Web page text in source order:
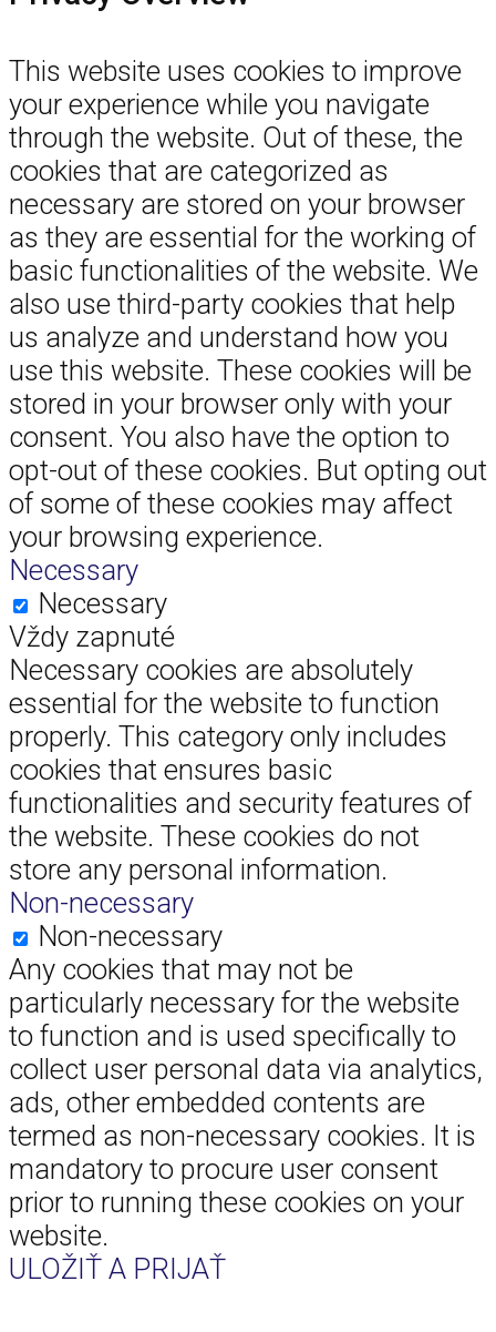
This website uses cookies to improve
your experience while you navigate
through the website. Out of these, the
cookies that are categorized as
necessary are stored on your browser
as they are essential for the working of
basic functionalities of the website. We
also use third-party cookies that help
us analyze and understand how you
use this website. These cookies will be
stored in your browser only with your
consent. You also have the option to
opt-out of these cookies. But opting out
of some of these cookies may affect
your browsing experience.
Necessary
Necessary
Vždy zapnuté
Necessary cookies are absolutely
essential for the website to function
properly. This category only includes
cookies that ensures basic
functionalities and security features of
the website. These cookies do not
store any personal information.
Non-necessary
Non-necessary
Any cookies that may not be
particularly necessary for the website
to function and is used specifically to
collect user personal data via analytics,
ads, other embedded contents are
termed as non-necessary cookies. It is
mandatory to procure user consent
prior to running these cookies on your
website.
ULOŽIŤ A PRIJAŤ